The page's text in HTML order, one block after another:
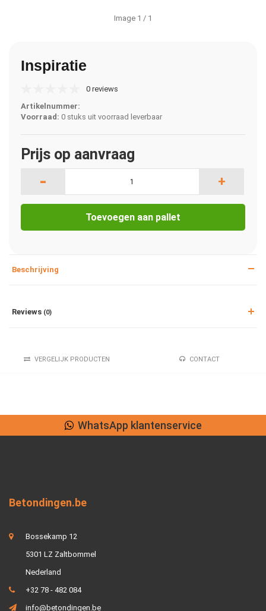
Image 1 / 1
Inspiratie
0 reviews
Artikelnummer:
Voorraad: 0 stuks uit voorraad leverbaar
Prijs op aanvraag
- +
Toevoegen aan pallet
Beschrijving
Reviews (0)
VERGELIJK PRODUCTEN CONTACT
WhatsApp klantenservice
Betondingen.be
Bossekamp 12
5301 LZ Zaltbommel
Nederland
+32 78 - 482 084
info@betondingen.be